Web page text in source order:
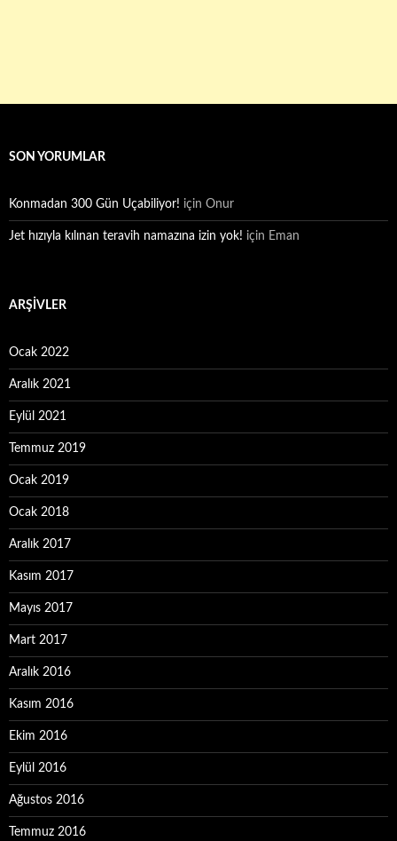
SON YORUMLAR
Konmadan 300 Gün Uçabiliyor! için Onur
Jet hızıyla kılınan teravih namazına izin yok! için Eman
ARŞIVLER
Ocak 2022
Aralık 2021
Eylül 2021
Temmuz 2019
Ocak 2019
Ocak 2018
Aralık 2017
Kasım 2017
Mayıs 2017
Mart 2017
Aralık 2016
Kasım 2016
Ekim 2016
Eylül 2016
Ağustos 2016
Temmuz 2016